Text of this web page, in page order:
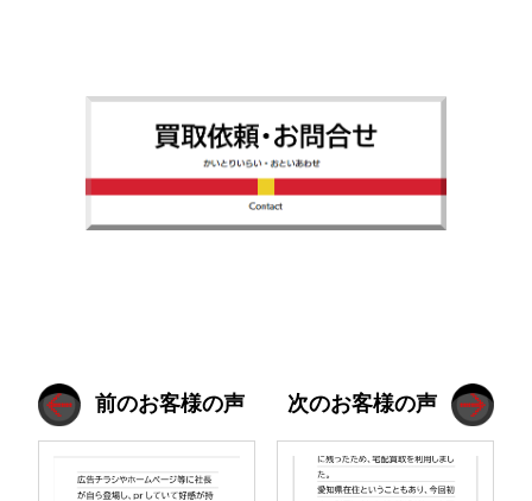
前のお客様の声 次のお客様の声